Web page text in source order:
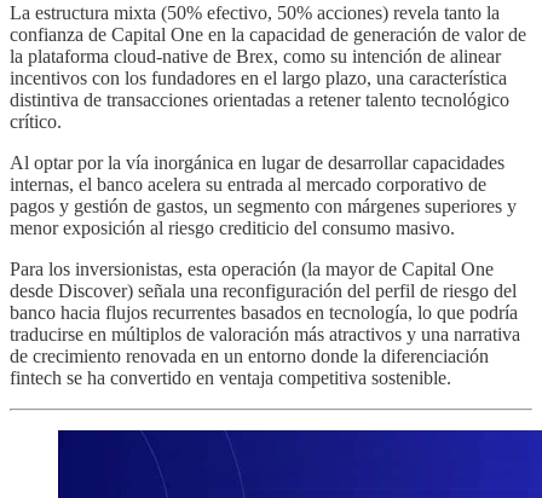
La estructura mixta (50% efectivo, 50% acciones) revela tanto la
confianza de Capital One en la capacidad de generación de valor de
la plataforma cloud-native de Brex, como su intención de alinear
incentivos con los fundadores en el largo plazo, una característica
distintiva de transacciones orientadas a retener talento tecnológico
crítico.
Al optar por la vía inorgánica en lugar de desarrollar capacidades
internas, el banco acelera su entrada al mercado corporativo de
pagos y gestión de gastos, un segmento con márgenes superiores y
menor exposición al riesgo crediticio del consumo masivo.
Para los inversionistas, esta operación (la mayor de Capital One
desde Discover) señala una reconfiguración del perfil de riesgo del
banco hacia flujos recurrentes basados en tecnología, lo que podría
traducirse en múltiplos de valoración más atractivos y una narrativa
de crecimiento renovada en un entorno donde la diferenciación
fintech se ha convertido en ventaja competitiva sostenible.